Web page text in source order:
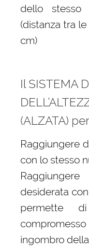
dello stesso
(distanza tra
cm)
Il SISTEMA
(ALZATA)
Raggiungere
con lo stesso
desiderata
permette
ingombro